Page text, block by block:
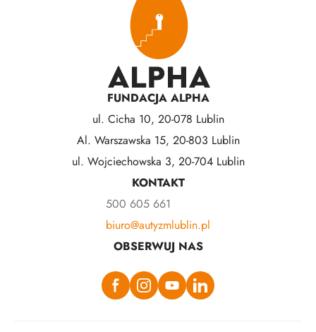
FUNDACJA ALPHA
ul. Cicha 10, 20-078 Lublin
Al. Warszawska 15, 20-803 Lublin
ul. Wojciechowska 3, 20-704 Lublin
KONTAKT
500 605 661
biuro@autyzmlublin.pl
OBSERWUJ NAS